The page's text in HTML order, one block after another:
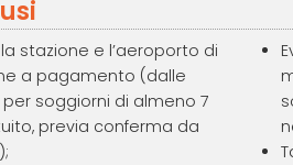
stazione e l’aeroporto di
a pagamento (dalle
per soggiorni di almeno 7
previa conferma da